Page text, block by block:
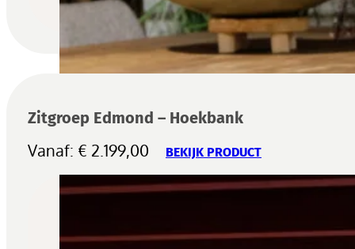
Zitgroep Edmond – Hoekbank
Vanaf: € 2.199,00 BEKIJK PRODUCT